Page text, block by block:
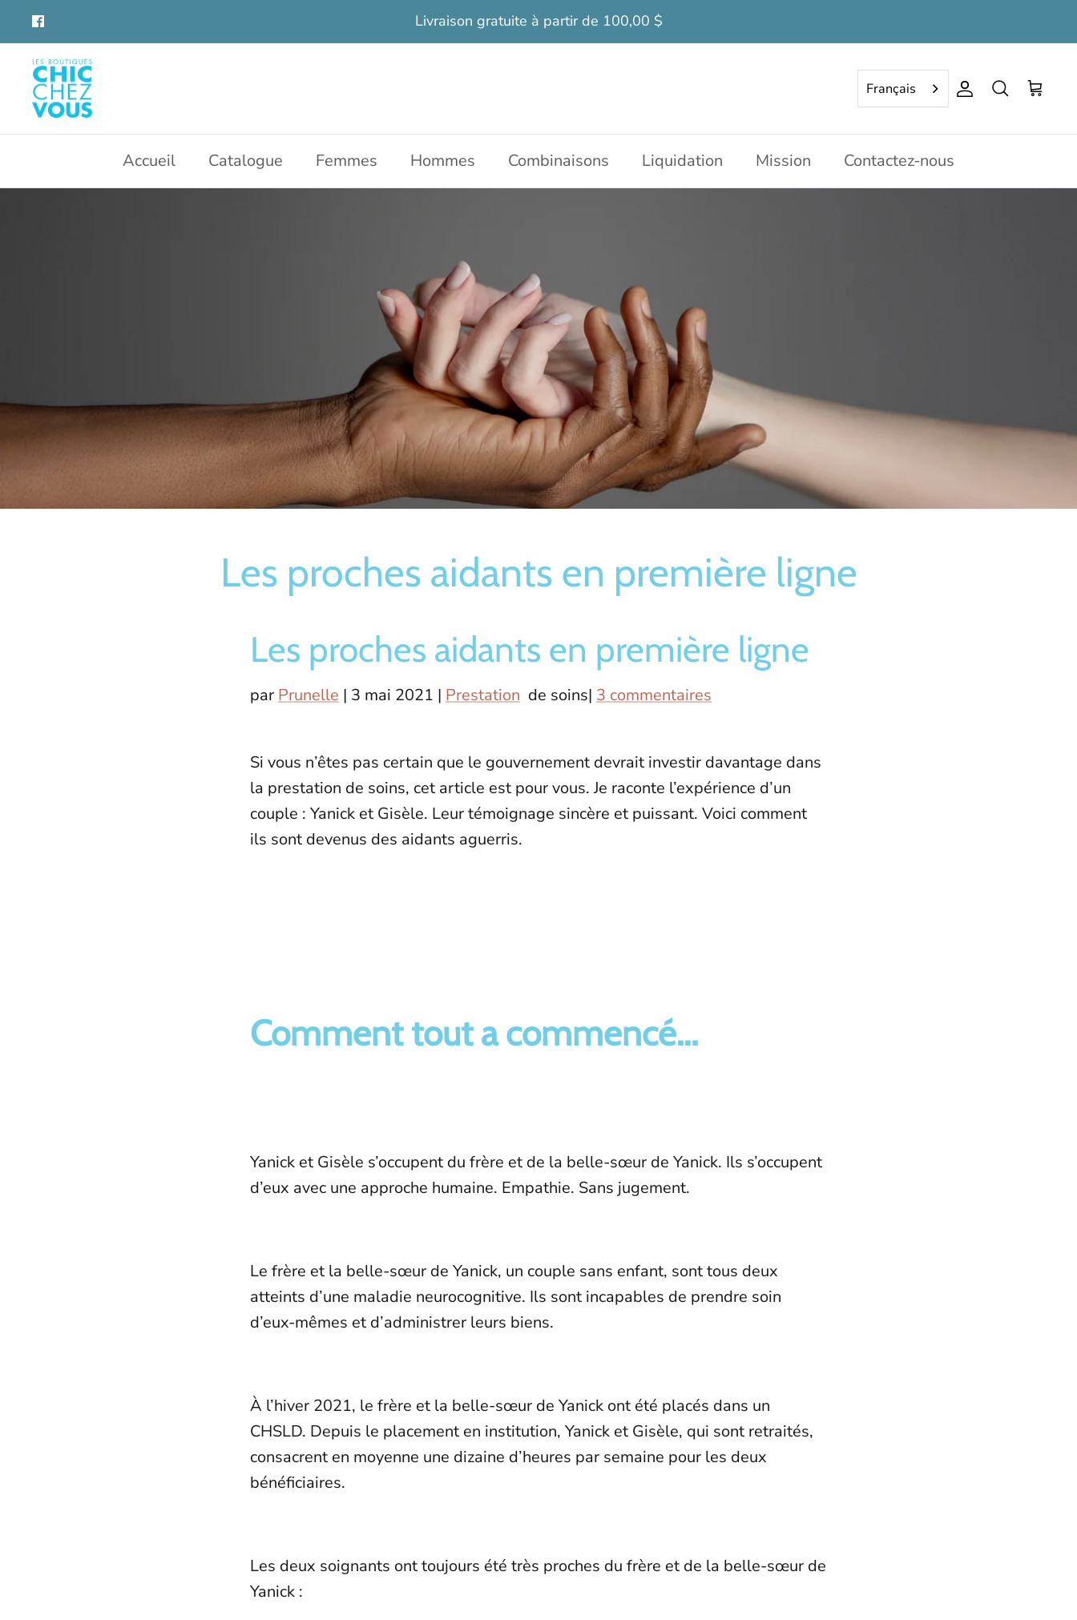
Aller
contenu
Livraison gratuite à partir de 100,00 $
Français Compte
Rechercher
Panier
Accueil Catalogue Femmes Hommes Combinaisons Liquidation Mission Contactez-nous
Les proches aidants en première ligne
Les proches aidants en première ligne
parPrunelle | 3 mai 2021 | Prestation de soins| 3 commentaires
Si vous n’êtes pas certain que le gouvernement devrait investir davantage dans
la prestation de soins, cet article est pour vous. Je raconte l’expérience d’un
couple : Yanick et Gisèle. Leur témoignage sincère et puissant. Voici comment
ils sont devenus des aidants aguerris.
Comment tout a commencé...
Yanick et Gisèle s’occupent du frère et de la belle-sœur de Yanick. Ils s’occupent
d’eux avec une approche humaine. Empathie. Sans jugement.
Le frère et la belle-sœur de Yanick, un couple sans enfant, sont tous deux
atteints d’une maladie neurocognitive. Ils sont incapables de prendre soin
d’eux-mêmes et d’administrer leurs biens.
À l’hiver 2021, le frère et la belle-sœur de Yanick ont été placés dans un
CHSLD. Depuis le placement en institution, Yanick et Gisèle, qui sont retraités,
consacrent en moyenne une dizaine d’heures par semaine pour les deux
bénéficiaires.
Les deux soignants ont toujours été très proches du frère et de la belle-sœur de
Yanick :